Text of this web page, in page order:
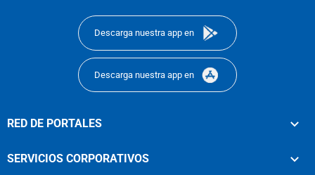
Descarga nuestra app en
Descarga nuestra app en
RED DE PORTALES
SERVICIOS CORPORATIVOS